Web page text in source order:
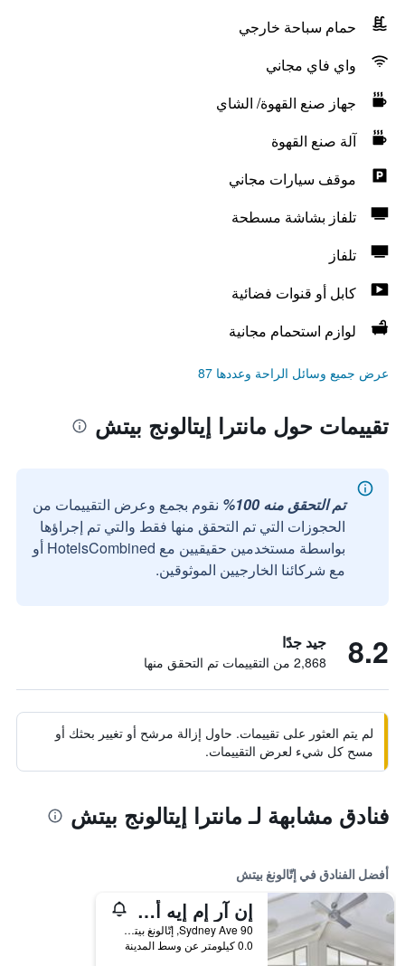
حمام سباحة خارجي
واي فاي مجاني
جهاز صنع القهوة/ الشاي
آلة صنع القهوة
موقف سيارات مجاني
تلفاز بشاشة مسطحة
تلفاز
كابل أو قنوات فضائية
لوازم استحمام مجانية
عرض جميع وسائل الراحة وعددها 87
تقييمات حول مانترا إيتالونج بيتش
تم التحقق منه 100%
نقوم بجمع وعرض التقييمات من
الحجوزات التي تم التحقق منها فقط والتي تم إجراؤها
بواسطة مستخدمين حقيقيين مع HotelsCombined أو
مع شركائنا الخارجيين الموثوقين.
8.2 جيد جدًا
2,868 من التقييمات تم التحقق منها
لم يتم العثور على تقييمات. حاول إزالة مرشح أو تغيير بحثك أو
مسح كل شيء لعرض التقييمات.
فنادق مشابهة لـ مانترا إيتالونج بيتش
أفضل الفنادق في إتّالونغ بيتش
إن آر إم إيه أوشن بيتش هوليداي ريزورت
90 Sydney Ave, إتّالونغ بيتش, NSW, أستراليا
0.0 كيلومتر عن وسط المدينة